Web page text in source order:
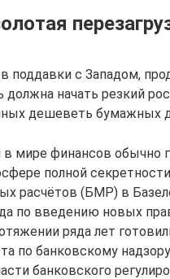
поддавки с Западом,
должна начать резкий
дешеветь бумажных
мире финансов обычно
полной
расчётов (БМР) в
по введению новых
ряда лет
по банковскому
банковского